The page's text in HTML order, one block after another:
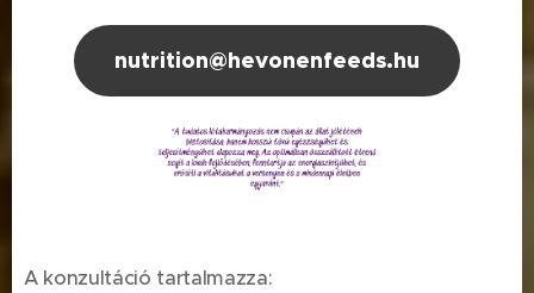
nutrition@hevonenfeeds.hu
A konzultáció tartalmazza: